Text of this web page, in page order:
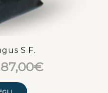
S.F.
87,00€